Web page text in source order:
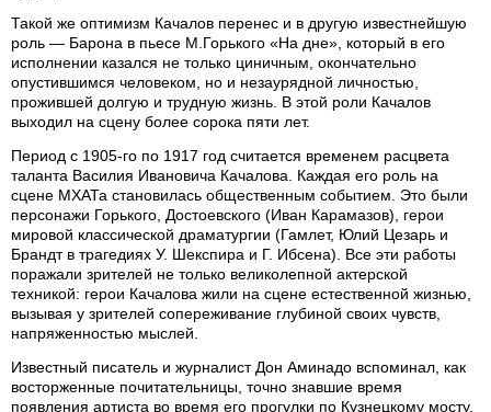
Такой же оптимизм Качалов перенес и в другую известнейшую
роль — Барона в пьесе М.Горького «На дне», который в его
исполнении казался не только циничным, окончательно
опустившимся человеком, но и незаурядной личностью,
прожившей долгую и трудную жизнь. В этой роли Качалов
выходил на сцену более сорока пяти лет.
Период с 1905-го по 1917 год считается временем расцвета
таланта Василия Ивановича Качалова. Каждая его роль на
сцене МХАТа становилась общественным событием. Это были
персонажи Горького, Достоевского (Иван Карамазов), герои
мировой классической драматургии (Гамлет, Юлий Цезарь и
Брандт в трагедиях У. Шекспира и Г. Ибсена). Все эти работы
поражали зрителей не только великолепной актерской
техникой: герои Качалова жили на сцене естественной жизнью,
вызывая у зрителей сопереживание глубиной своих чувств,
напряженностью мыслей.
Известный писатель и журналист Дон Аминадо вспоминал, как
восторженные почитательницы, точно знавшие время
появления артиста во время его прогулки по Кузнецкому мосту,